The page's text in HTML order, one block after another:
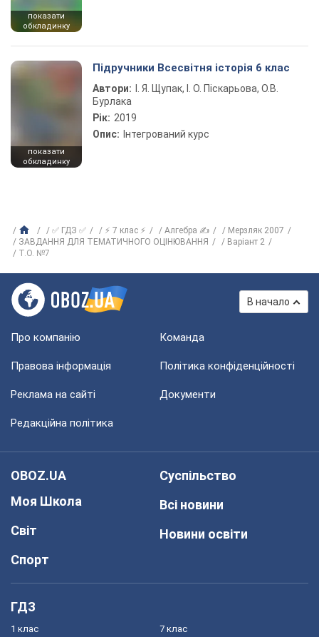
показати
обкладинку
показати
обкладинку
Підручники Всесвітня історія 6 клас
Автори:
І. Я. Щупак, І. О. Піскарьова, О.В.
Бурлака
Рік: 2019
Опис: Інтегрований курс
✅ ГДЗ ✅ ⚡ 7 клас ⚡ Алгебра ✍
Мерзляк 2007
ЗАВДАННЯ ДЛЯ ТЕМАТИЧНОГО ОЦІНЮВАННЯ
Варіант 2
Т.О. №7
В начало
Про компанію Команда
Правова інформація Політика конфіденційності
Реклама на сайті Документи
Редакційна політика
OBOZ.UA
Моя Школа
Світ
Спорт
Суспільство
Всі новини
Новини освіти
ГДЗ
1 клас 7 клас